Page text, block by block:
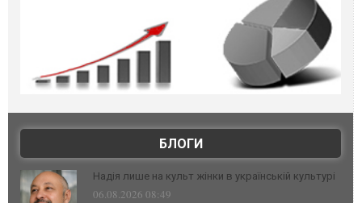
БЛОГИ
Надія лише на культ жінки в українській культурі
06.08.2026 08:49